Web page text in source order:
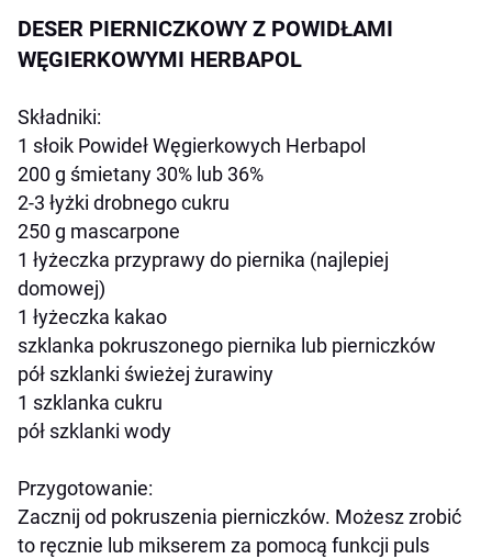
DESER PIERNICZKOWY Z POWIDŁAMI
WĘGIERKOWYMI HERBAPOL
Składniki:
1 słoik Powideł Węgierkowych Herbapol
200 g śmietany 30% lub 36%
2-3 łyżki drobnego cukru
250 g mascarpone
1 łyżeczka przyprawy do piernika (najlepiej
domowej)
1 łyżeczka kakao
szklanka pokruszonego piernika lub pierniczków
pół szklanki świeżej żurawiny
1 szklanka cukru
pół szklanki wody
Przygotowanie:
Zacznij od pokruszenia pierniczków. Możesz zrobić
to ręcznie lub mikserem za pomocą funkcji puls